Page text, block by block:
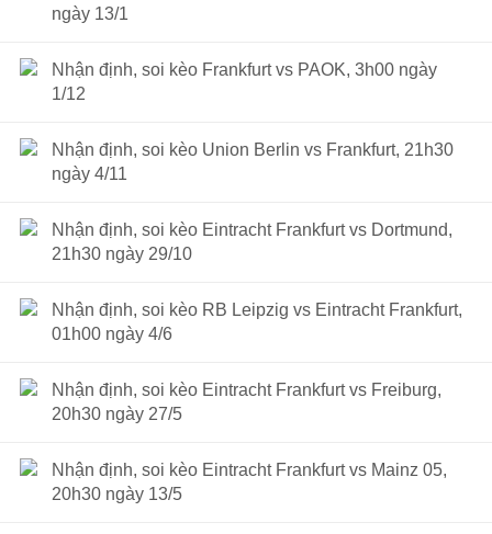
ngày 13/1
Nhận định, soi kèo Frankfurt vs PAOK, 3h00 ngày
1/12
Nhận định, soi kèo Union Berlin vs Frankfurt, 21h30
ngày 4/11
Nhận định, soi kèo Eintracht Frankfurt vs Dortmund,
21h30 ngày 29/10
Nhận định, soi kèo RB Leipzig vs Eintracht Frankfurt,
01h00 ngày 4/6
Nhận định, soi kèo Eintracht Frankfurt vs Freiburg,
20h30 ngày 27/5
Nhận định, soi kèo Eintracht Frankfurt vs Mainz 05,
20h30 ngày 13/5